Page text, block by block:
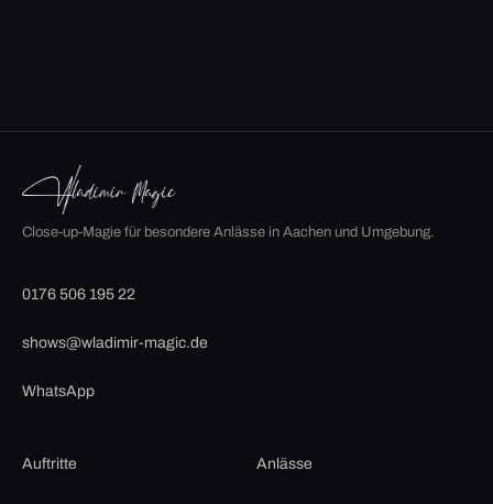
Close-up-Magie für besondere Anlässe in Aachen und Umgebung.
0176 506 195 22
shows@wladimir-magic.de
WhatsApp
Auftritte Anlässe